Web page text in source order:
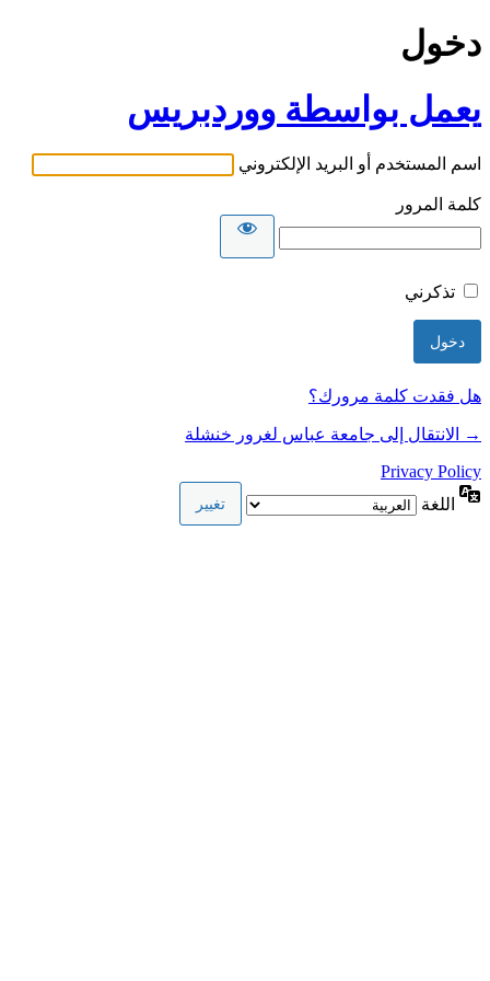
دخول
يعمل بواسطة ووردبريس
اسم المستخدم أو البريد الإلكتروني
كلمة المرور
تذكرني
هل فقدت كلمة مرورك؟
→ الانتقال إلى جامعة عباس لغرور خنشلة
Privacy Policy
اللغة